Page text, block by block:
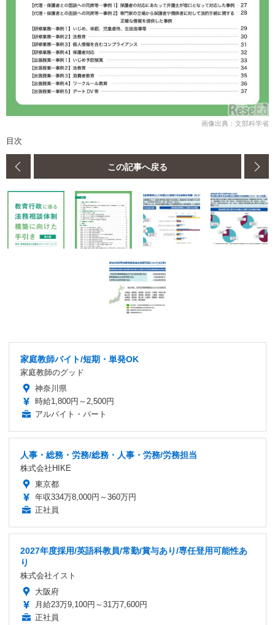
画像出典：文部科学省
目次
この記事へ戻る
家庭教師バイト/短期・単発OK
家庭教師のグッド
神奈川県
時給1,800円～2,500円
アルバイト・パート
人事・総務・労務/総務・人事・労務/労務担当
株式会社HIKE
東京都
年収334万8,000円～360万円
正社員
2027年度採用/英語科教員/常勤/賞与あり/専任登用可能性あ
り
株式会社イスト
大阪府
月給23万9,100円～31万7,600円
正社員